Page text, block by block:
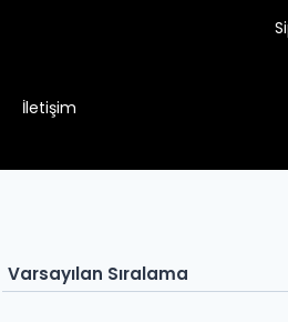
İletişim